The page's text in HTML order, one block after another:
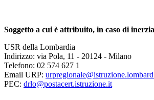
Soggetto a cui è attribuito, in caso di
USR della Lombardia
Indirizzo: via Pola, 11 - 20124 - Milano
Telefono: 02 574 627 1
Email URP:
PEC: drlo@postacert.istruzione.it